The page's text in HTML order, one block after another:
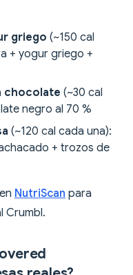
griego (~150 cal
+ yogur griego +
chocolate (~30 cal
negro al 70 %
(~120 cal cada una):
+ trozos de
NutriScan para
Crumbl.